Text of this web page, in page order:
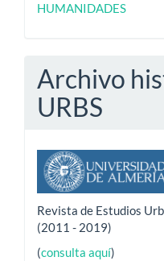
HUMANIDADES
Archivo
URBS
Revista de Estudios
(2011 - 2019)
(consulta aquí)